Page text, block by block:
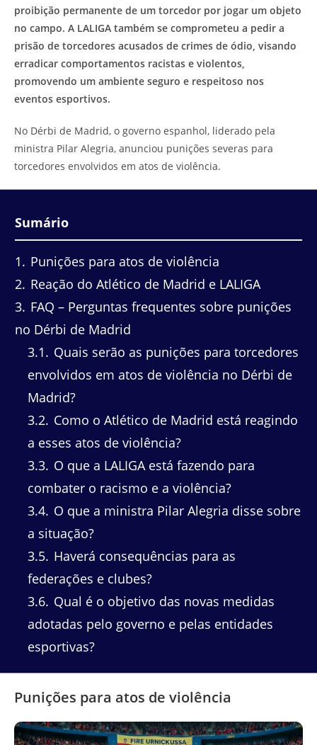
proibição permanente de um torcedor por jogar um objeto
no campo. A LALIGA também se comprometeu a pedir a
prisão de torcedores acusados de crimes de ódio, visando
erradicar comportamentos racistas e violentos,
promovendo um ambiente seguro e respeitoso nos
eventos esportivos.
No Dérbi de Madrid, o governo espanhol, liderado pela
ministra Pilar Alegria, anunciou punições severas para
torcedores envolvidos em atos de violência.
Sumário
1
Punições para atos de violência
2 Reação do Atlético de Madrid e LALIGA
3 FAQ – Perguntas frequentes sobre punições
no Dérbi de Madrid
3.1
Quais serão as punições para torcedores
envolvidos em atos de violência no Dérbi de
Madrid?
3.2 Como o Atlético de Madrid está reagindo
a esses atos de violência?
3.3 O que a LALIGA está fazendo para
combater o racismo e a violência?
3.4 O que a ministra Pilar Alegria disse sobre
a situação?
3.5 Haverá consequências para as
federações e clubes?
3.6 Qual é o objetivo das novas medidas
adotadas pelo governo e pelas entidades
esportivas?
Punições para atos de violência